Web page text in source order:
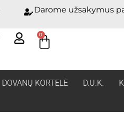
Darome užsakymus
0
DOVANŲ KORTELĖ D.U.K.